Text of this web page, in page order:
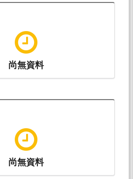
尚無資料
尚無資料